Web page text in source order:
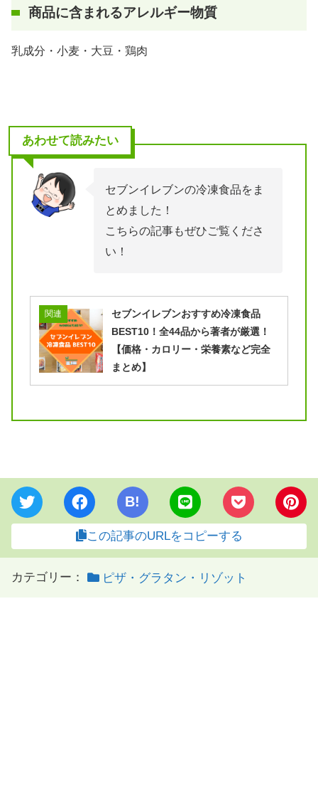
商品に含まれるアレルギー物質
乳成分・小麦・大豆・鶏肉
あわせて読みたい
セブンイレブンの冷凍食品をま
とめました！
こちらの記事もぜひご覧くださ
い！
関連
セブンイレブンおすすめ冷凍食品
BEST10！全44品から著者が厳選！
【価格・カロリー・栄養素など完全
まとめ】
B!
この記事のURLをコピーする
カテゴリー： ピザ・グラタン・リゾット